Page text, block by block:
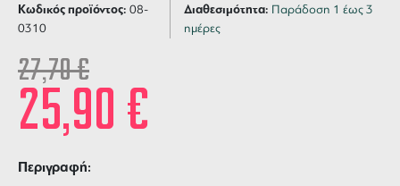
Κωδικός προϊόντος: 08-
0310
Διαθεσιμότητα: Παράδοση 1 έως 3
ημέρες
27,70€
25,90€
Περιγραφή: